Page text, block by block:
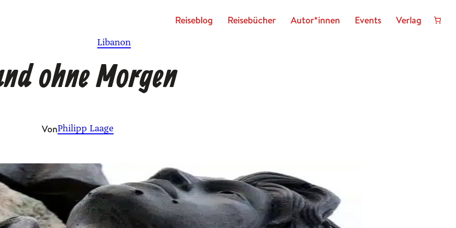
Rei­se­blog Reisebücher Autor*innen Events Verlag
Libanon
ohne Morgen
VonPhilipp Laage